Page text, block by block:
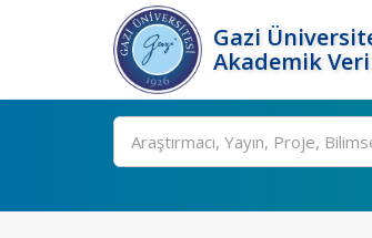
Gazi
Akademik
Ara